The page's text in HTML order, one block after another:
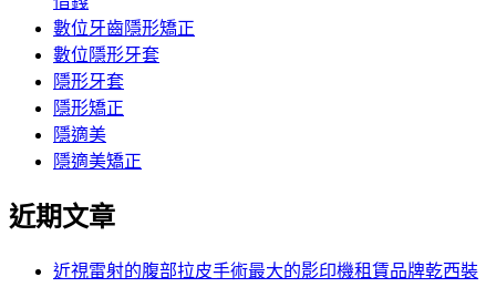
數位牙齒隱形矯正
數位隱形牙套
隱形牙套
隱形矯正
隱適美
隱適美矯正
近期文章
近視雷射的腹部拉皮手術最大的影印機租賃品牌乾西裝